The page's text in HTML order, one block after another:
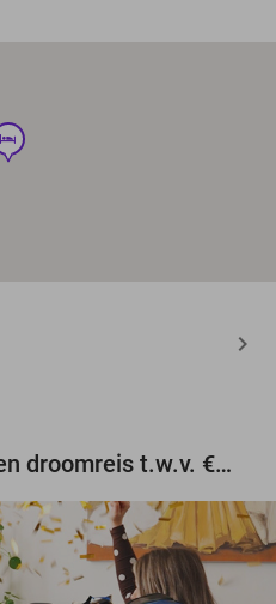
hotel
Maak gratis kans op een droomreis t.w.v. €3.000!